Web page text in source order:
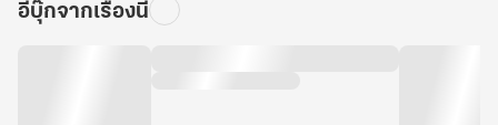
อีบุ๊กจากเรื่องนี้